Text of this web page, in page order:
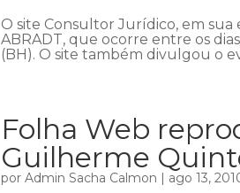
O site Consultor Jurídico, em
ABRADT, que ocorre entre os
(BH). O site também divulgou o
Folha Web
Guilherme
porAdmin Sacha Calmon | ago 13,